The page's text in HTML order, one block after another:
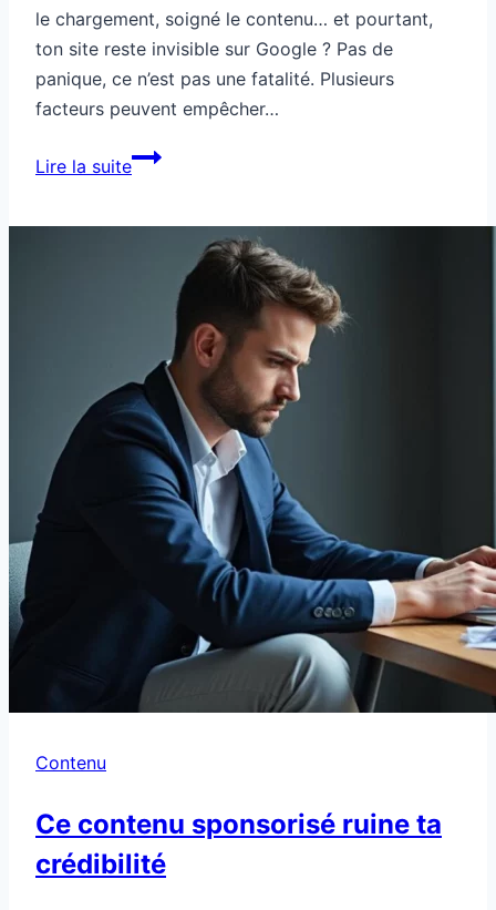
le chargement, soigné le contenu… et pourtant,
ton site reste invisible sur Google ? Pas de
panique, ce n’est pas une fatalité. Plusieurs
facteurs peuvent empêcher…
Lire la suiteTon
invisible
Contenu
Ce contenu sponsorisé ruine ta
crédibilité